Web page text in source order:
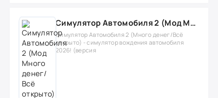
Симулятор Автомобиля 2 (Мод Много денег/Всё открыто)
Симулятор Автомобиля 2 (Много денег/Всё
открыто) - симулятор вождения автомобиля
2026! (версия